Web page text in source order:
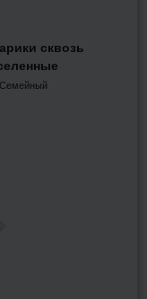
сквозь
Семейный